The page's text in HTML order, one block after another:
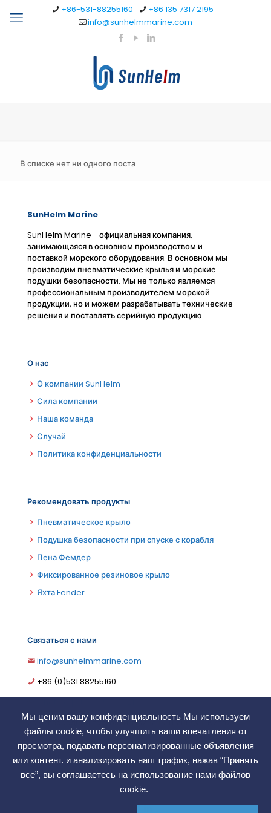
Мы ценим вашу конфиденциальность Мы используем
файлы cookie, чтобы улучшить ваши впечатления от
просмотра, подавать персонализированные объявления
или контент. и анализировать наш трафик, нажав “Принять
все”, вы соглашаетесь на использование нами файлов
cookie.
+86-531-88255160
+86 135 7317 2195
info@sunhelmmarine.com
В списке нет ни одного поста.
SunHelm Marine
SunHelm Marine - официальная компания,
занимающаяся в основном производством и
поставкой морского оборудования. В основном мы
производим пневматические крылья и морские
подушки безопасности. Мы не только являемся
профессиональным производителем морской
продукции, но и можем разрабатывать технические
решения и поставлять серийную продукцию.
О нас
О компании SunHelm
Сила компании
Наша команда
Случай
Политика конфиденциальности
Рекомендовать продукты
Пневматическое крыло
Подушка безопасности при спуске с корабля
Пена Фемдер
Фиксированное резиновое крыло
Яхта Fender
Связаться с нами
info@sunhelmmarine.com
+86 (0)531 88255160
Зона свободной торговли, Цзинань, Шаньдун, Китай
АВТОРСКОЕ ПРАВО ©2006. SunHelm Marine.Co.,LTD.
Все права защищены
Spanish
French
Portuguese
German